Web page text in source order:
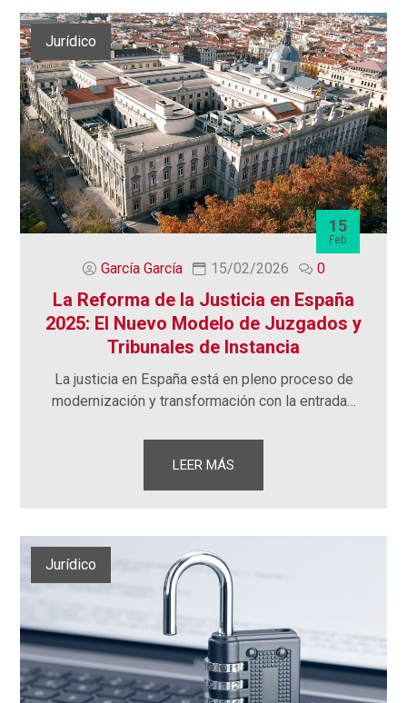
Jurídico
15
Feb
García García 15/02/2026 0
La Reforma de la Justicia en España
2025: El Nuevo Modelo de Juzgados y
Tribunales de Instancia
La justicia en España está en pleno proceso de
modernización y transformación con la entrada…
LEER MÁS
Jurídico